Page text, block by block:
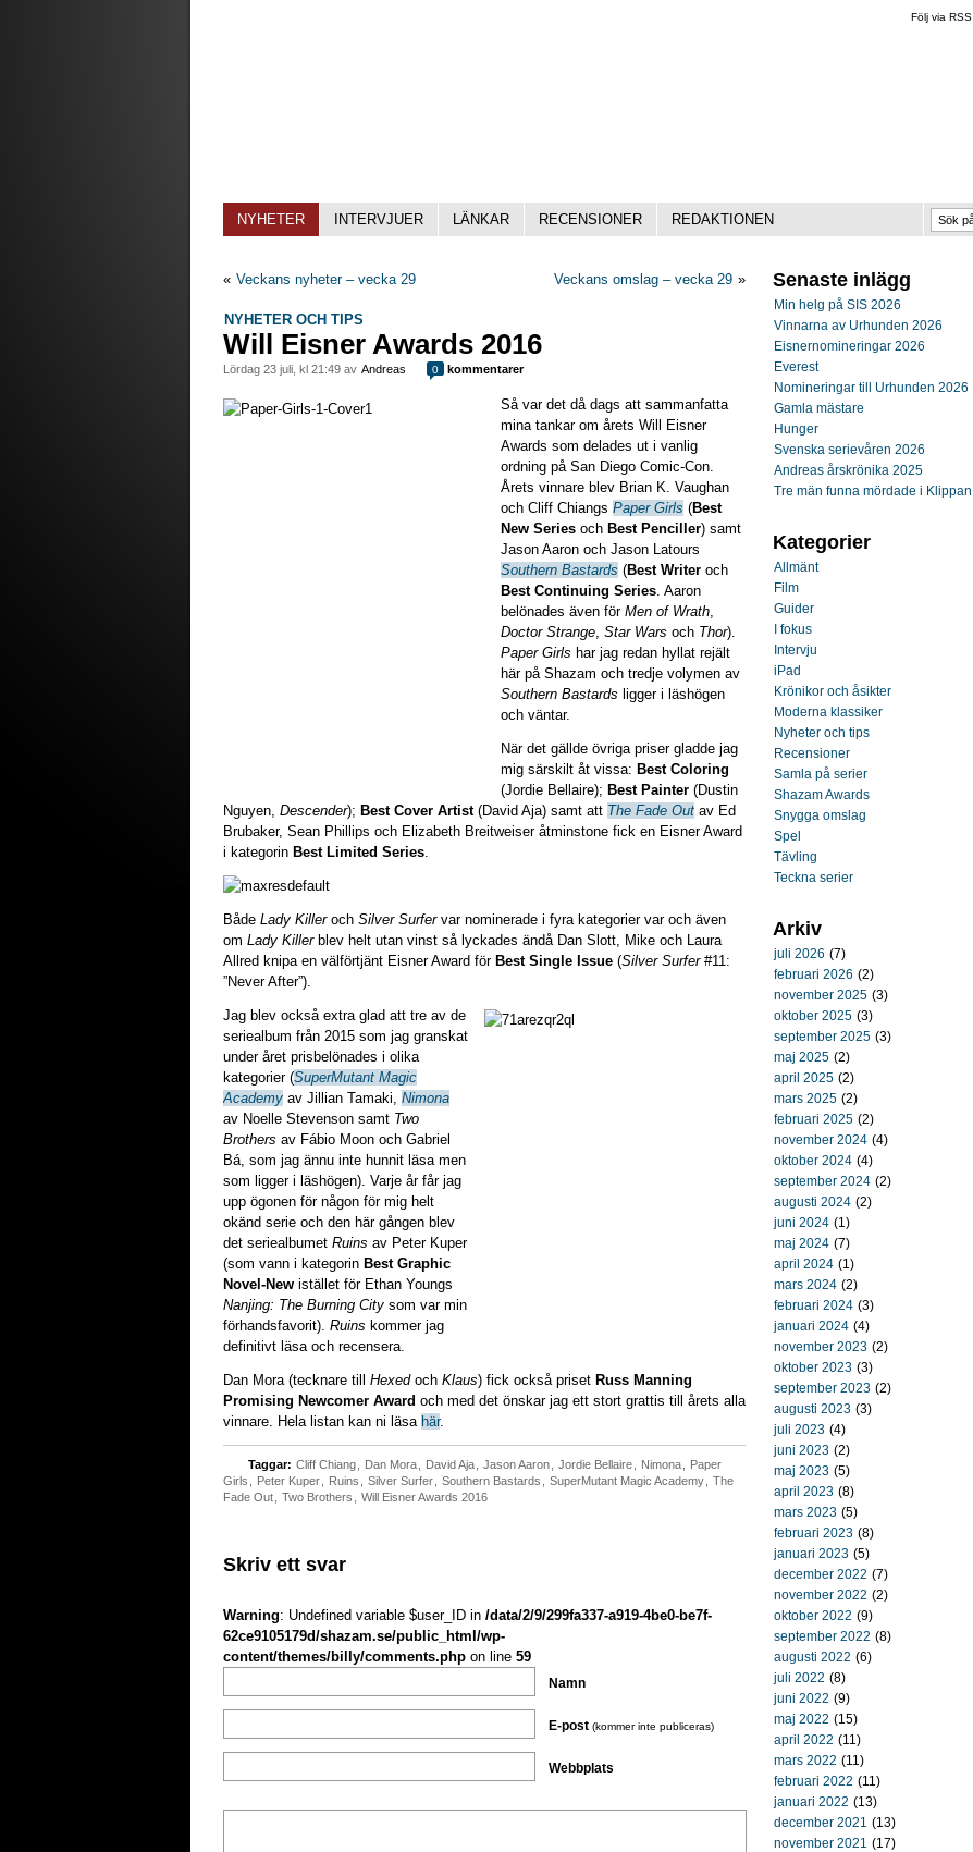
Följ via RSS
NYHETER INTERVJUER LÄNKAR RECENSIONER REDAKTIONEN
« Veckans nyheter – vecka 29 Veckans omslag – vecka 29 »
NYHETER OCH TIPS
Will Eisner Awards 2016
lördag 23 juli, kl 21:49 av Andreas 0 kommentarer
Så var det då dags att sammanfatta
mina tankar om årets Will Eisner
Awards som delades ut i vanlig
ordning på San Diego Comic-Con.
Årets vinnare blev Brian K. Vaughan
och Cliff Chiangs Paper Girls (Best
New Series och Best Penciller) samt
Jason Aaron och Jason Latours
Southern Bastards (Best Writer och
Best Continuing Series. Aaron
belönades även för Men of Wrath,
Doctor Strange, Star Wars och Thor).
Paper Girls har jag redan hyllat rejält
här på Shazam och tredje volymen av
Southern Bastards ligger i läshögen
och väntar.
När det gällde övriga priser gladde jag
mig särskilt åt vissa: Best Coloring
(Jordie Bellaire); Best Painter (Dustin
Nguyen, Descender); Best Cover Artist(David Aja) samt att The Fade Out av Ed
Brubaker, Sean Phillips och Elizabeth Breitweiser åtminstone fick en Eisner Award
i kategorin Best Limited Series.
Både Lady Killeroch Silver Surfervar nominerade i fyra kategorier var och även
om Lady Killerblev helt utan vinst så lyckades ändå Dan Slott, Mike och Laura
Allred knipa en välförtjänt Eisner Award för Best Single Issue (Silver Surfer#11:
”Never After”).
Jag blev också extra glad att tre av de
seriealbum från 2015 som jag granskat
under året prisbelönades i olika
kategorier (SuperMutant Magic
Academy av Jillian Tamaki, Nimona
av Noelle Stevenson samt Two
Brothers av Fábio Moon och Gabriel
Bá, som jag ännu inte hunnit läsa men
som ligger i läshögen). Varje år får jag
upp ögonen för någon för mig helt
okänd serie och den här gången blev
det seriealbumet Ruins av Peter Kuper
(som vann i kategorin Best Graphic
Novel-New istället för Ethan Youngs
Nanjing: The Burning City som var min
förhandsfavorit). Ruins kommer jag
definitivt läsa och recensera.
Dan Mora (tecknare till Hexedoch Klaus) fick också priset Russ Manning
Promising Newcomer Award och med det önskar jag ett stort grattis till årets alla
vinnare. Hela listan kan ni läsa här.
Taggar: Cliff Chiang Dan Mora David Aja Jason Aaron Jordie Bellaire Nimona
Paper
Girls
Peter Kuper Ruins Silver Surfer Southern Bastards SuperMutant Magic Academy
The
Fade Out
Two Brothers Will Eisner Awards 2016
Skriv ett svar
Warning: Undefined variable $user_ID in /data/2/9/299fa337-a919-4be0-be7f-
62ce9105179d/shazam.se/public_html/wp-
content/themes/billy/comments.php on line 59
Namn
E-post (kommer inte publiceras)
Webbplats
Senaste inlägg
Min helg på SIS 2026
Vinnarna av Urhunden 2026
Eisnernomineringar 2026
Everest
Nomineringar till Urhunden 2026
Gamla mästare
Hunger
Svenska serievåren 2026
Andreas årskrönika 2025
Tre män funna mördade i Klippan
Kategorier
Allmänt
Film
Guider
I fokus
Intervju
iPad
Krönikor och åsikter
Moderna klassiker
Nyheter och tips
Recensioner
Samla på serier
Shazam Awards
Snygga omslag
Spel
Tävling
Teckna serier
Arkiv
juli 2026 (7)
februari 2026 (2)
november 2025 (3)
oktober 2025 (3)
september 2025 (3)
maj 2025 (2)
april 2025 (2)
mars 2025 (2)
februari 2025 (2)
november 2024 (4)
oktober 2024 (4)
september 2024 (2)
augusti 2024 (2)
juni 2024 (1)
maj 2024 (7)
april 2024 (1)
mars 2024 (2)
februari 2024 (3)
januari 2024 (4)
november 2023 (2)
oktober 2023 (3)
september 2023 (2)
augusti 2023 (3)
juli 2023 (4)
juni 2023 (2)
maj 2023 (5)
april 2023 (8)
mars 2023 (5)
februari 2023 (8)
januari 2023 (5)
december 2022 (7)
november 2022 (2)
oktober 2022 (9)
september 2022 (8)
augusti 2022 (6)
juli 2022 (8)
juni 2022 (9)
maj 2022 (15)
april 2022 (11)
mars 2022 (11)
februari 2022 (11)
januari 2022 (13)
december 2021 (13)
november 2021 (17)